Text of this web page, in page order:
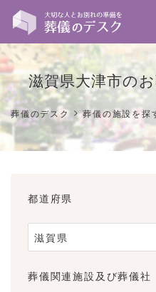
滋賀県大津市の
葬儀のデスク >葬儀の施設を探
都道府県
葬儀関連施設及び葬儀社